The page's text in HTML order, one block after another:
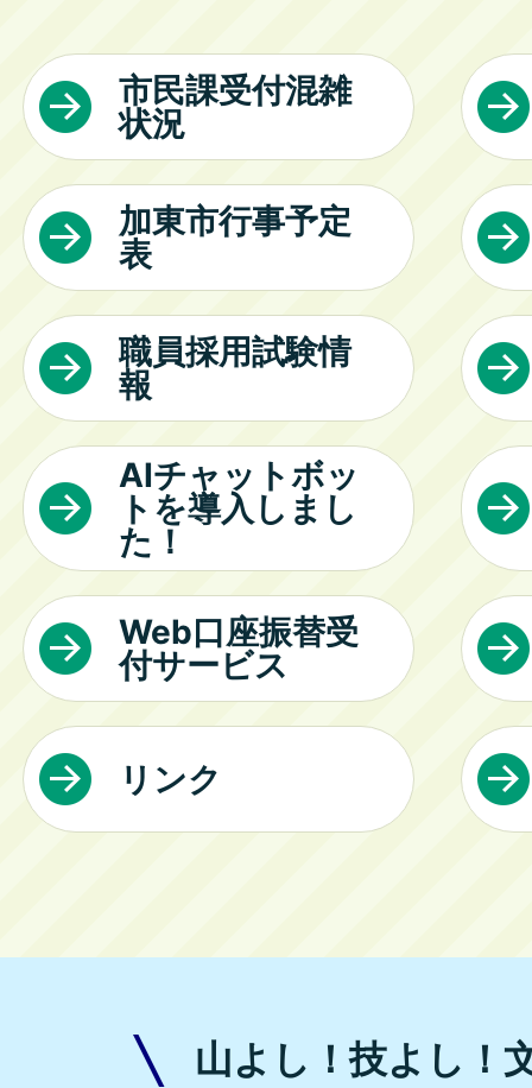
市民課受付混雑
状況
加東市行事予定
表
職員採用試験情
報
AIチャットボッ
トを導入しまし
た！
Web口座振替受
付サービス
リンク
山よし！技よし！